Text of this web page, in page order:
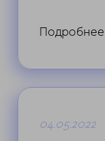
Подробнее
04.05.2022